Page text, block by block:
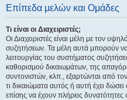
Επίπεδα μελών και Ομάδες
Τι είναι οι Διαχειριστές;
Οι Διαχειριστές είναι μέλη με τον
συζητήσεων. Τα μέλη αυτά μπορούν να
λειτουργίας του συστήματος
καθορισμού δικαιωμάτων, της
συντονιστών, κλπ., εξαρτώνται από
τι δικαιώματα αυτός ή αυτή έχει
επίσης να έχουν πλήρεις δυνατότητες